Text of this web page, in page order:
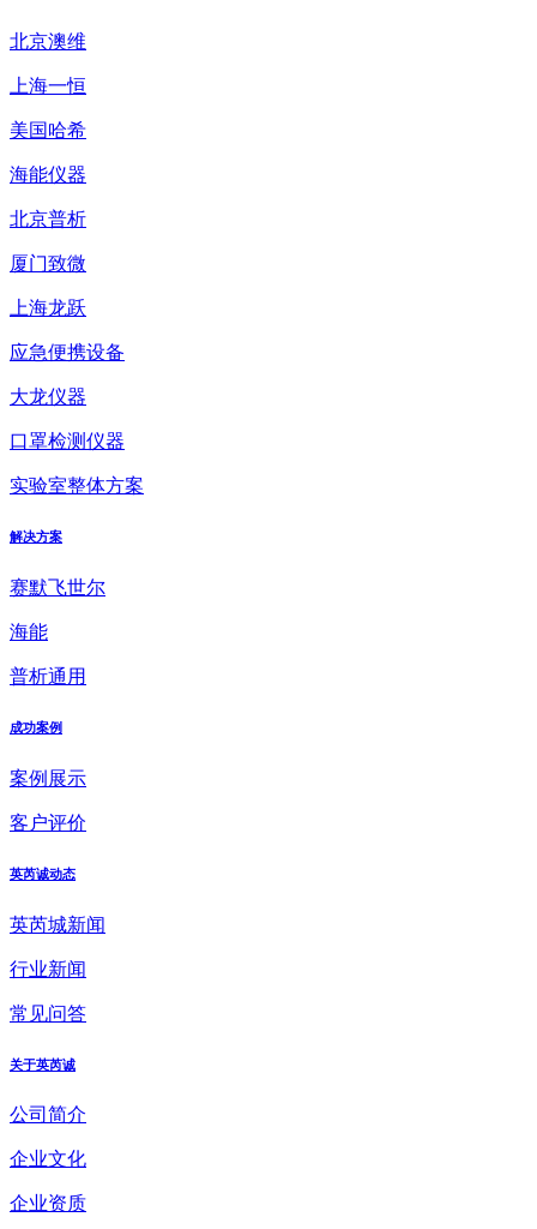
北京澳维
上海一恒
美国哈希
海能仪器
北京普析
厦门致微
上海龙跃
应急便携设备
大龙仪器
口罩检测仪器
实验室整体方案
解决方案
赛默飞世尔
海能
普析通用
成功案例
案例展示
客户评价
英芮诚动态
英芮城新闻
行业新闻
常见问答
关于英芮诚
公司简介
企业文化
企业资质